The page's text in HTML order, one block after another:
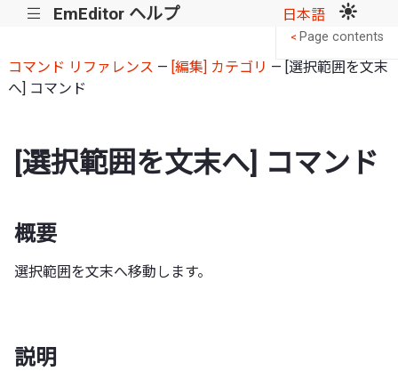
||| EmEditor ヘルプ 日本語
コマンド リファレンス — [編集] カテゴリ — [選択範囲を文末
へ] コマンド
[選択範囲を文末へ] コマンド
概要
選択範囲を文末へ移動します。
説明
< Page contents